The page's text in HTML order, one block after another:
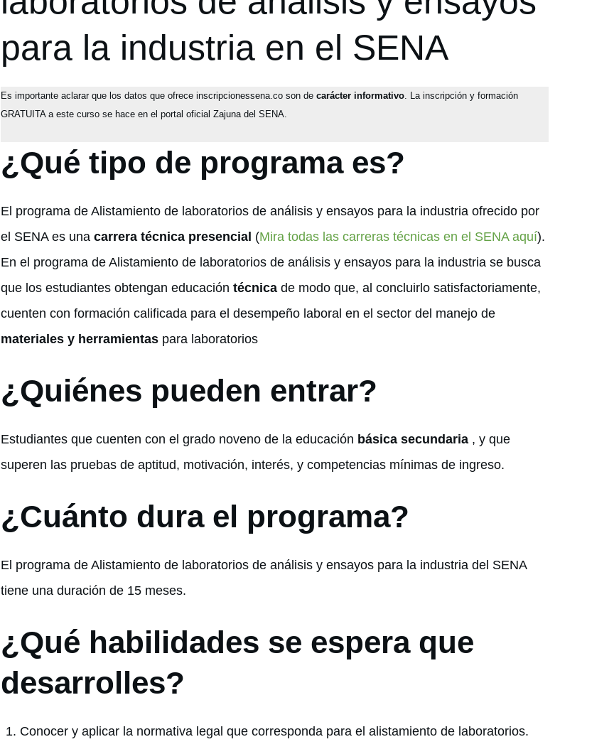
para la industria en el SENA
Es importante aclarar que los datos que ofrece inscripcionessena.co son decarácter informativo. La inscripción y formación
GRATUITA a este curso se hace en el portal oficial Zajuna del SENA.
¿Qué tipo de programa es?
El programa de Alistamiento de laboratorios de análisis y ensayos para la industria ofrecido por
el SENA es unacarrera técnica presencial (Mira todas las carreras técnicas en el SENA aquí).
En el programa de Alistamiento de laboratorios de análisis y ensayos para la industria se busca
que los estudiantes obtengan educacióntécnica de modo que, al concluirlo satisfactoriamente,
cuenten con formación calificada para el desempeño laboral en el sector del manejo de
materiales y herramientas para laboratorios
¿Quiénes pueden entrar?
Estudiantes que cuenten con el grado noveno de la educación básica secundaria , y que
superen las pruebas de aptitud, motivación, interés, y competencias mínimas de ingreso.
¿Cuánto dura el programa?
El programa de Alistamiento de laboratorios de análisis y ensayos para la industria del SENA
tiene una duración de 15 meses.
¿Qué habilidades se espera que
desarrolles?
Conocer y aplicar la normativa legal que corresponda para el alistamiento de laboratorios.